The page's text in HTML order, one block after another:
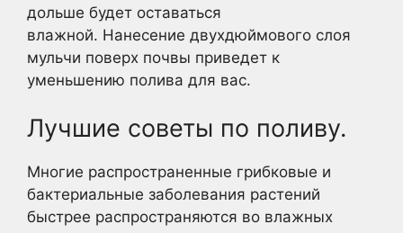
дольше будет оставаться
влажной. Нанесение двухдюймового слоя
мульчи поверх почвы приведет к
уменьшению полива для вас.
Лучшие советы по поливу.
Многие распространенные грибковые и
бактериальные заболевания растений
быстрее распространяются во влажных